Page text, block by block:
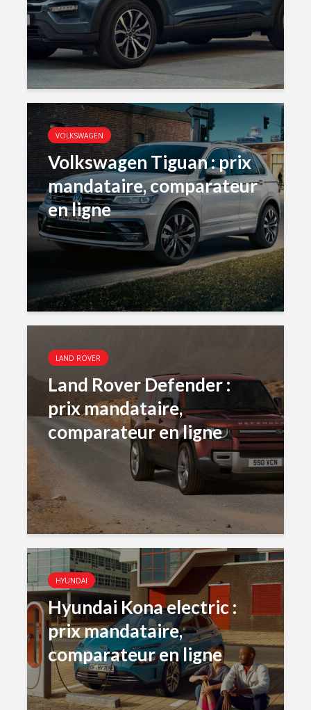
VOLKSWAGEN
Volkswagen Tiguan : prix
mandataire, comparateur
en ligne
LAND ROVER
Land Rover Defender :
prix mandataire,
comparateur en ligne
HYUNDAI
Hyundai Kona electric :
prix mandataire,
comparateur en ligne